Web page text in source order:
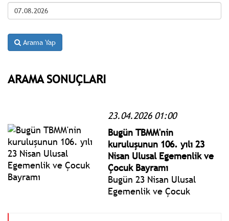
Arama Yap
ARAMA SONUÇLARI
23.04.2026 01:00
Bugün TBMM'nin
kuruluşunun 106. yılı 23
Nisan Ulusal Egemenlik ve
Çocuk Bayramı
Bugün 23 Nisan Ulusal
Egemenlik ve Çocuk